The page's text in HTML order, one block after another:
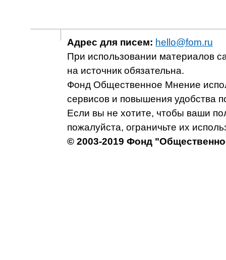
Адрес для писем: hello@fom.ru
При использовании материалов
на источник обязательна.
Фонд Общественное Мнение
сервисов и повышения удобства
Если вы не хотите, чтобы ваши
пожалуйста, ограничьте их
© 2003-2019 Фонд